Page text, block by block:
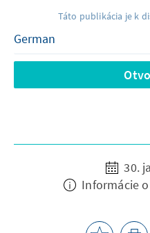
Táto publikácia je k
30.
Informácie